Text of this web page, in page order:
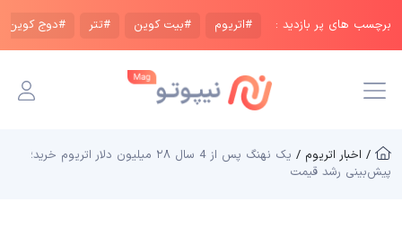
برچسب های پر بازدید : #اتریوم #بیت کوین #تتر #دوج کوین
/ اخبار اتریوم /
یک نهنگ پس از 4 سال ۲۸ میلیون دلار اتریوم خرید؛
پیش‌بینی رشد قیمت